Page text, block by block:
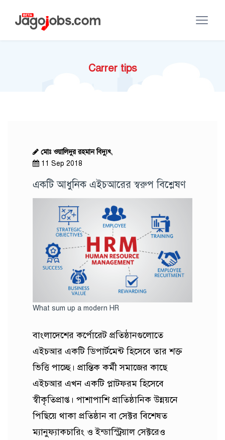
Carrer tips
মোঃ ওয়ালিদুর রহমান বিদ্যুৎ,
11 Sep 2018
একটি আধুনিক এইচআরের স্বরুপ বিশ্লেষণ
What sum up a modern HR
বাংলাদেশের কর্পোরেট প্রতিষ্ঠানগুলোতে
এইচআর একটি ডিপার্টমেন্ট হিসেবে তার শক্ত
ভিত্তি পাচ্ছে। প্রান্তিক কর্মী সমাজের কাছে
এইচআর এখন একটি প্লাটফরম হিসেবে
স্বীকৃতিপ্রাপ্ত। পাশাপাশি প্রাতিষ্ঠানিক উন্নয়নে
পিছিয়ে থাকা প্রতিষ্ঠান বা সেক্টর বিশেষত
ম্যানুফ্যাকচারিং ও ইন্ডাস্ট্রিয়াল সেক্টরেও